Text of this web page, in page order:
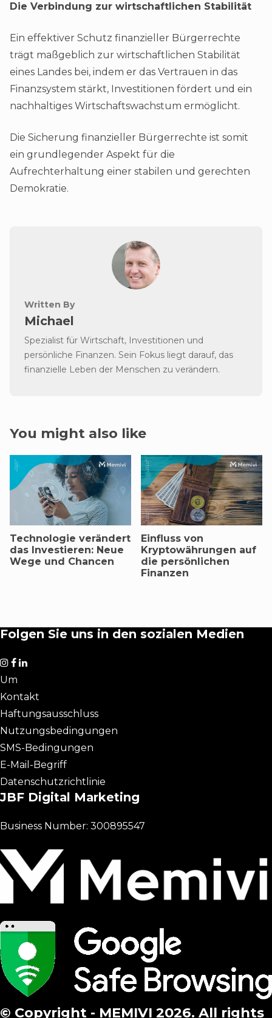
Die Verbindung zur wirtschaftlichen Stabilität
Ein effektiver Schutz finanzieller Bürgerrechte
trägt maßgeblich zur wirtschaftlichen Stabilität
eines Landes bei, indem er das Vertrauen in das
Finanzsystem stärkt, Investitionen fördert und ein
nachhaltiges Wirtschaftswachstum ermöglicht.
Die Sicherung finanzieller Bürgerrechte ist somit
ein grundlegender Aspekt für die
Aufrechterhaltung einer stabilen und gerechten
Demokratie.
Written By
Michael
Spezialist für Wirtschaft, Investitionen und
persönliche Finanzen. Sein Fokus liegt darauf, das
finanzielle Leben der Menschen zu verändern.
You might also like
Technologie verändert
das Investieren: Neue
Wege und Chancen
Einfluss von
Kryptowährungen auf
die persönlichen
Finanzen
Folgen Sie uns in den sozialen Medien
Um
Kontakt
Haftungsausschluss
Nutzungsbedingungen
SMS-Bedingungen
E-Mail-Begriff
Datenschutzrichtlinie
JBF Digital Marketing
Business Number: 300895547
© Copyright - MEMIVI 2026. All rights